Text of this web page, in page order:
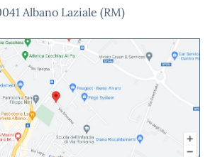
Albano Laziale (RM)